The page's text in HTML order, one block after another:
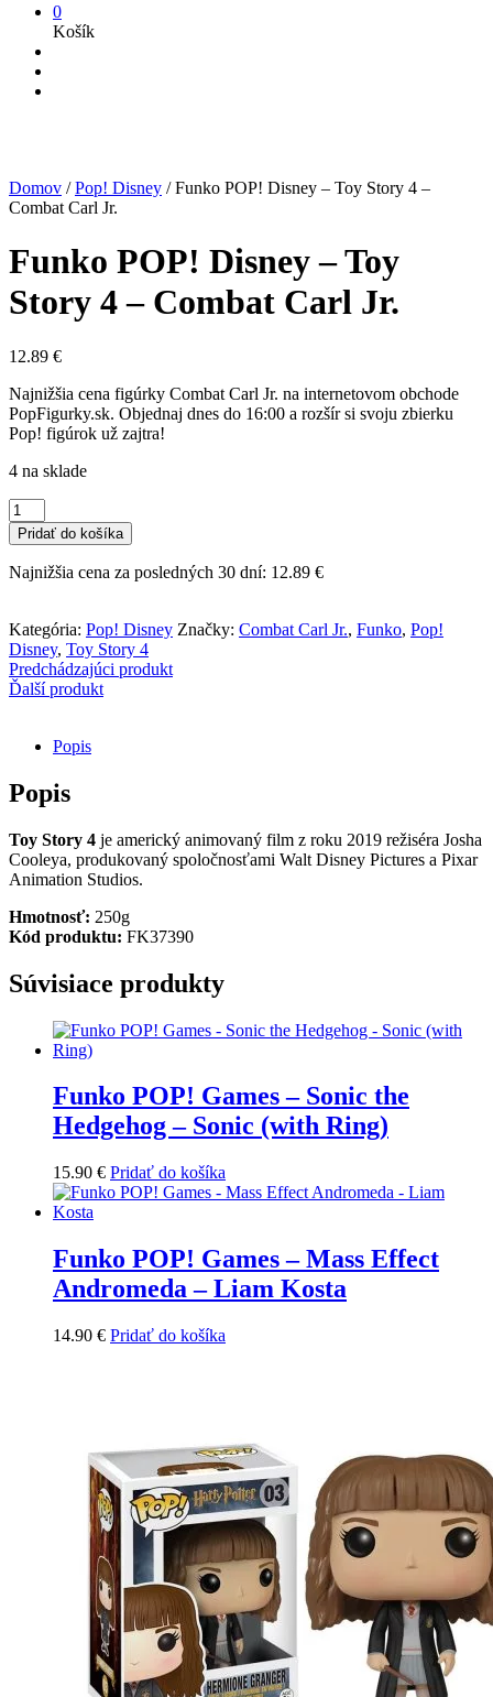
0
Košík
Domov / Pop! Disney /Funko POP! Disney – Toy Story 4 –
Combat Carl Jr.
Funko POP! Disney – Toy
Story 4 – Combat Carl Jr.
12.89 €
Najnižšia cena figúrky Combat Carl Jr. na internetovom obchode
PopFigurky.sk. Objednaj dnes do 16:00 a rozšír si svoju zbierku
Pop! figúrok už zajtra!
4 na sklade
množstvo
Funko
POP!
Disney
Story
4
-
Combat
Pridať do košíka
Najnižšia cena za posledných 30 dní: 12.89 €
Kategória: Pop! Disney Značky: Combat Carl Jr., Funko, Pop!
Disney, Toy Story 4
Predchádzajúci produkt
Ďalší produkt
Popis
Popis
Toy Story 4 je americký animovaný film z roku 2019 režiséra Josha
Cooleya, produkovaný spoločnosťami Walt Disney Pictures a Pixar
Animation Studios.
Hmotnosť: 250g
Kód produktu: FK37390
Súvisiace produkty
Funko POP! Games – Sonic the
Hedgehog – Sonic (with Ring)
15.90 € Pridať do košíka
Funko POP! Games – Mass Effect
Andromeda – Liam Kosta
14.90 € Pridať do košíka